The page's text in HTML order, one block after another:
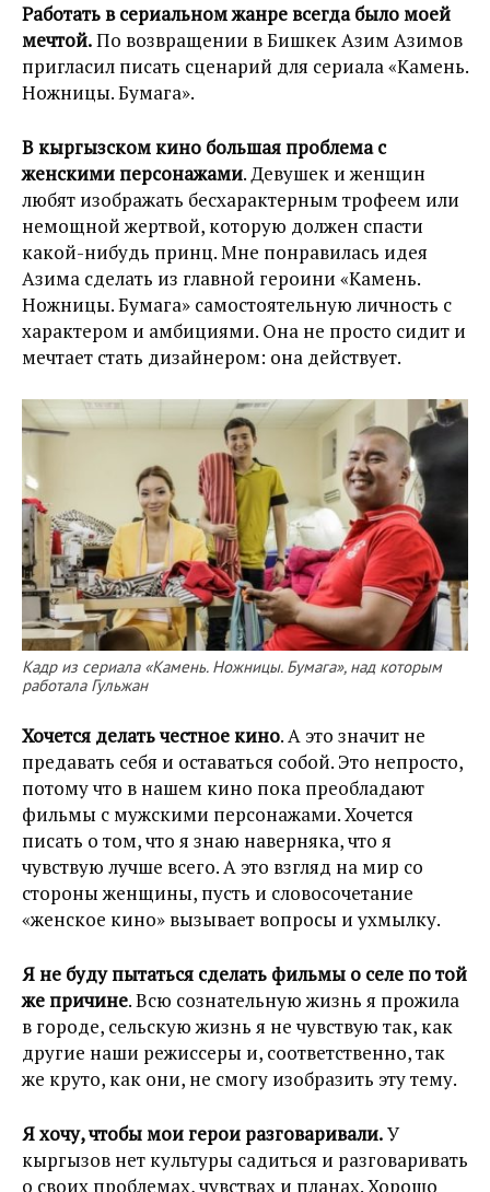
Работать в сериальном жанре всегда было моей
мечтой.По возвращении в Бишкек Азим Азимов
пригласил писать сценарий для сериала «Камень.
Ножницы. Бумага».
В кыргызском кино большая проблема с
женскими персонажами. Девушек и женщин
любят изображать бесхарактерным трофеем или
немощной жертвой, которую должен спасти
какой-нибудь принц. Мне понравилась идея
Азима сделать из главной героини «Камень.
Ножницы. Бумага» самостоятельную личность с
характером и амбициями. Она не просто сидит и
мечтает стать дизайнером: она действует.
Кадр из сериала «Камень. Ножницы. Бумага», над которым
работала Гульжан
Хочется делать честное кино. А это значит не
предавать себя и оставаться собой. Это непросто,
потому что в нашем кино пока преобладают
фильмы с мужскими персонажами. Хочется
писать о том, что я знаю наверняка, что я
чувствую лучше всего. А это взгляд на мир со
стороны женщины, пусть и словосочетание
«женское кино» вызывает вопросы и ухмылку.
Я не буду пытаться сделать фильмы о селе по той
же причине. Всю сознательную жизнь я прожила
в городе, сельскую жизнь я не чувствую так, как
другие наши режиссеры и, соответственно, так
же круто, как они, не смогу изобразить эту тему.
Я хочу, чтобы мои герои разговаривали.У
кыргызов нет культуры садиться и разговаривать
о своих проблемах, чувствах и планах. Хорошо